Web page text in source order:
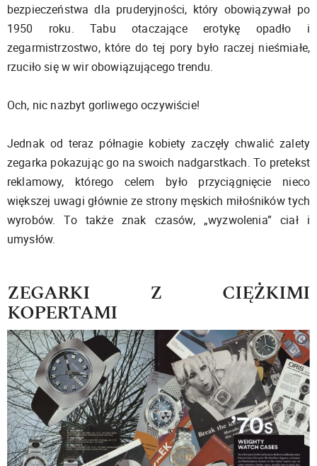
bezpieczeństwa dla pruderyjności, który obowiązywał po
1950 roku. Tabu otaczające erotykę opadło i
zegarmistrzostwo, które do tej pory było raczej nieśmiałe,
rzuciło się w wir obowiązującego trendu.
Och, nic nazbyt gorliwego oczywiście!
Jednak od teraz półnagie kobiety zaczęły chwalić zalety
zegarka pokazując go na swoich nadgarstkach. To pretekst
reklamowy, którego celem było przyciągnięcie nieco
większej uwagi głównie ze strony męskich miłośników tych
wyrobów. To także znak czasów, „wyzwolenia” ciał i
umysłów.
ZEGARKI Z CIĘŻKIMI
KOPERTAMI